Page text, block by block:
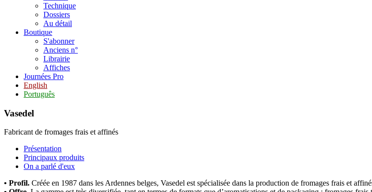
Technique
Dossiers
Au détail
Boutique
S'abonner
Anciens n°
Librairie
Affiches
Journées Pro
English
Português
Vasedel
Fabricant de fromages frais et affinés
Présentation
Principaux produits
On a parlé d'eux
• Profil. Créée en 1987 dans les Ardennes belges, Vasedel est spécialisée dans la production de fromages frais et